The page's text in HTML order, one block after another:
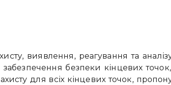
виявлення, реагування та
безпеки кінцевих
для всіх кінцевих точок,